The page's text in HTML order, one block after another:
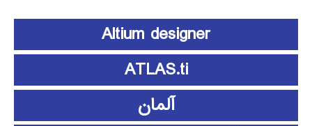
Altium designer
ATLAS.ti
آلمان